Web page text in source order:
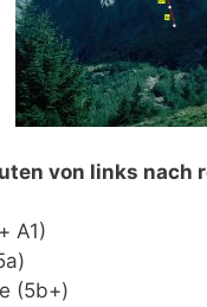
von links nach
A1)
(5b+)